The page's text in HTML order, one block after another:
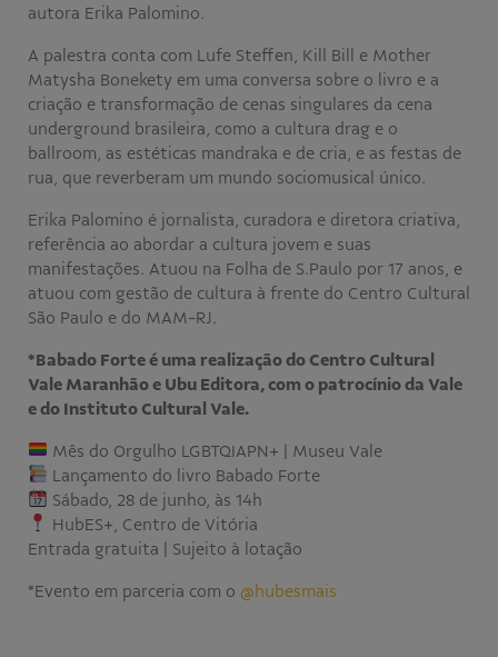
autora Erika Palomino.
A palestra conta com Lufe Steffen, Kill Bill e Mother
Matysha Bonekety em uma conversa sobre o livro e a
criação e transformação de cenas singulares da cena
underground brasileira, como a cultura drag e o
ballroom, as estéticas mandraka e de cria, e as festas de
rua, que reverberam um mundo sociomusical único.
Erika Palomino é jornalista, curadora e diretora criativa,
referência ao abordar a cultura jovem e suas
manifestações. Atuou na Folha de S.Paulo por 17 anos, e
atuou com gestão de cultura à frente do Centro Cultural
São Paulo e do MAM-RJ.
*Babado Forte é uma realização do Centro Cultural
Vale Maranhão e Ubu Editora, com o patrocínio da Vale
e do Instituto Cultural Vale.
Mês do Orgulho LGBTQIAPN+ | Museu Vale
Lançamento do livro Babado Forte
Sábado, 28 de junho, às 14h
HubES+, Centro de Vitória
Entrada gratuita | Sujeito à lotação
*Evento em parceria com o @hubesmais